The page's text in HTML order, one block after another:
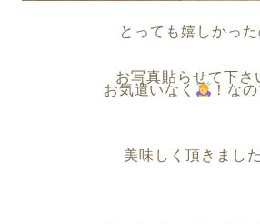
お気遣いなく ！な
とっても嬉しかっ
お写真貼らせて下さ
美味しく頂きました